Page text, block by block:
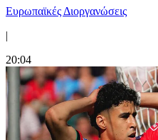
Ευρωπαϊκές Διοργανώσεις
|
20:04